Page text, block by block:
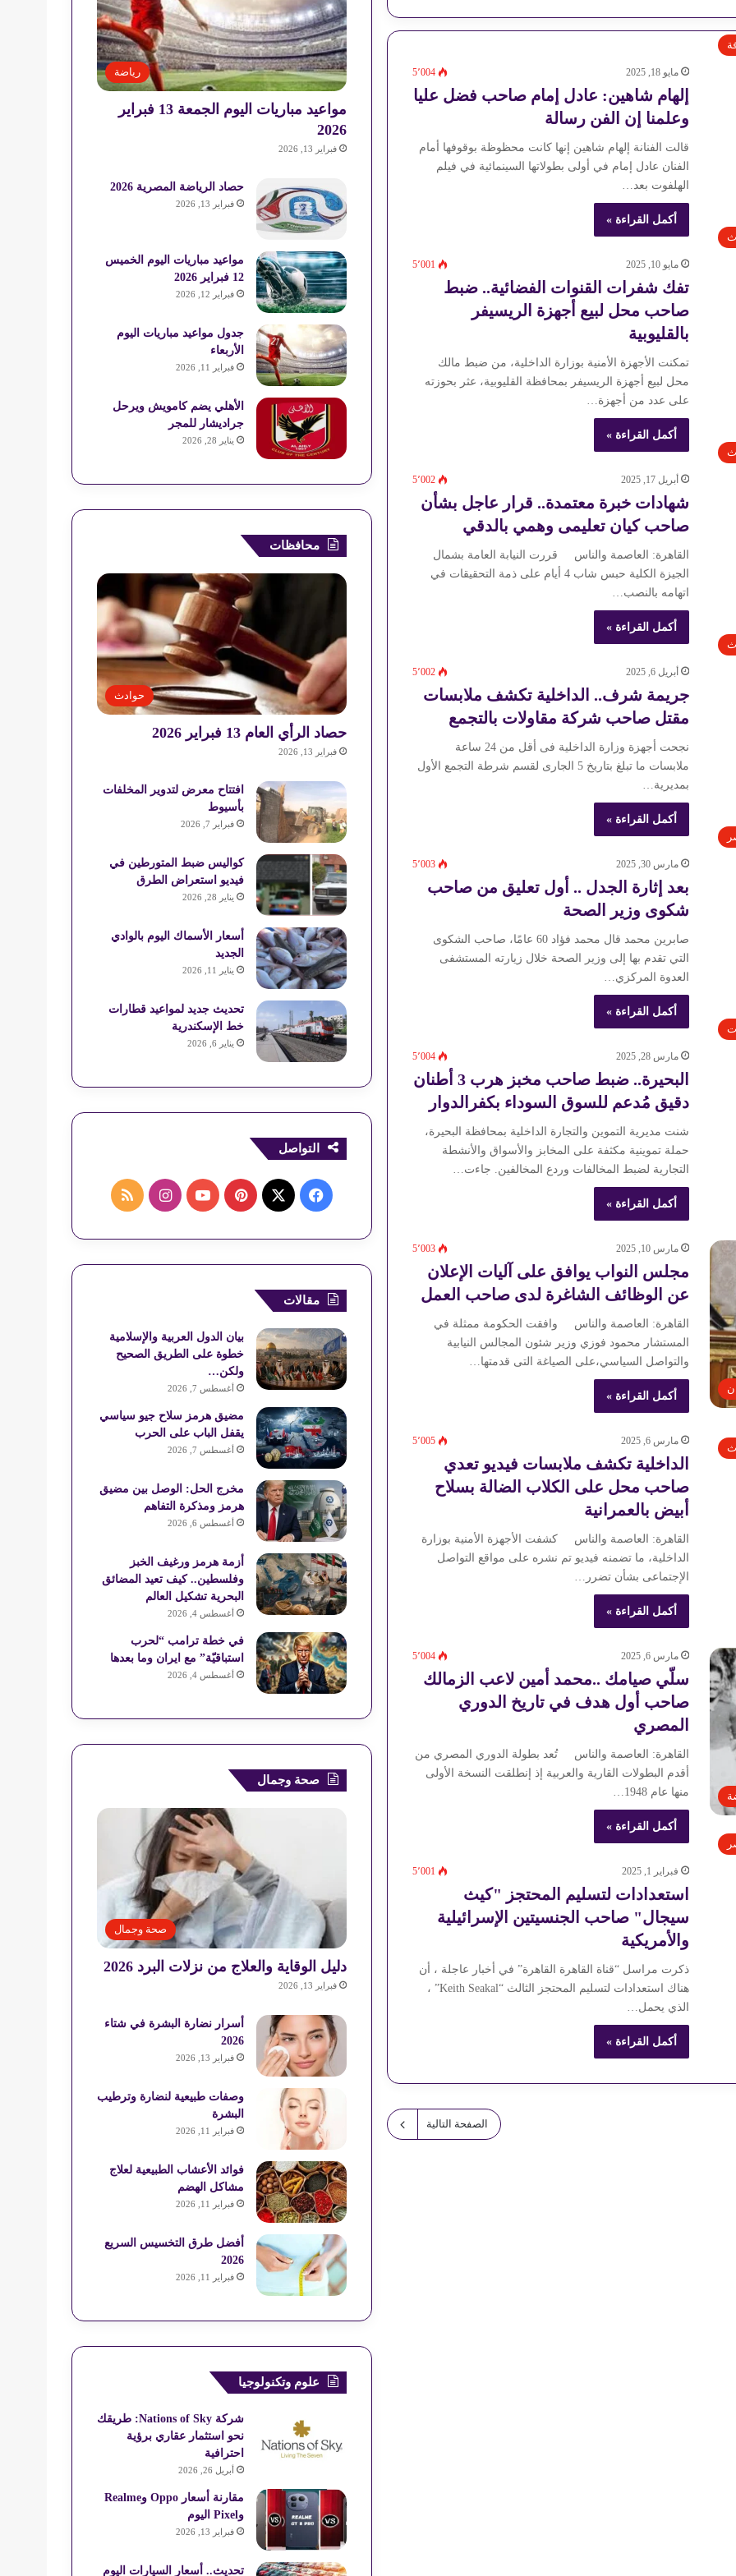
مايو 18, 2025 5٬004
إلهام شاهين: عادل إمام صاحب فضل عليا
وعلمنا إن الفن رسالة
قالت الفنانة إلهام شاهين إنها كانت محظوظة بوقوفها أمام
الفنان عادل إمام في أولى بطولاتها السينمائية في فيلم
الهلفوت بعد…
أكمل القراءة »
مايو 10, 2025 5٬001
تفك شفرات القنوات الفضائية.. ضبط
صاحب محل لبيع أجهزة الريسيفر
بالقليوبية
تمكنت الأجهزة الأمنية بوزارة الداخلية، من ضبط مالك
محل لبيع أجهزة الريسيفر بمحافظة القليوبية، عثر بحوزته
على عدد من أجهزة…
أكمل القراءة »
أبريل 17, 2025 5٬002
شهادات خبرة معتمدة.. قرار عاجل بشأن
صاحب كيان تعليمى وهمي بالدقي
القاهرة: العاصمة والناس قررت النيابة العامة بشمال
الجيزة الكلية حبس شاب 4 أيام على ذمة التحقيقات في
اتهامه بالنصب…
أكمل القراءة »
أبريل 6, 2025 5٬002
جريمة شرف.. الداخلية تكشف ملابسات
مقتل صاحب شركة مقاولات بالتجمع
نجحت أجهزة وزارة الداخلية فى أقل من 24 ساعة
ملابسات ما تبلغ بتاريخ 5 الجارى لقسم شرطة التجمع الأول
بمديرية…
أكمل القراءة »
مارس 30, 2025 5٬003
بعد إثارة الجدل .. أول تعليق من صاحب
شكوى وزير الصحة
صابرين محمد قال محمد فؤاد 60 عامًا، صاحب الشكوى
التي تقدم بها إلى وزير الصحة خلال زيارته المستشفى
العدوة المركزي…
أكمل القراءة »
مارس 28, 2025 5٬004
البحيرة.. ضبط صاحب مخبز هرب 3 أطنان
دقيق مُدعم للسوق السوداء بكفرالدوار
شنت مديرية التموين والتجارة الداخلية بمحافظة البحيرة،
حملة تموينية مكثفة على المخابز والأسواق والأنشطة
التجارية لضبط المخالفات وردع المخالفين. جاءت…
أكمل القراءة »
مارس 10, 2025 5٬003
مجلس النواب يوافق على آليات الإعلان
عن الوظائف الشاغرة لدى صاحب العمل
القاهرة: العاصمة والناس وافقت الحكومة ممثلة في
المستشار محمود فوزي وزير شئون المجالس النيابية
والتواصل السياسي،على الصياغة التى قدمتها…
أكمل القراءة »
مارس 6, 2025 5٬005
الداخلية تكشف ملابسات فيديو تعدي
صاحب محل على الكلاب الضالة بسلاح
أبيض بالعمرانية
القاهرة: العاصمة والناس كشفت الأجهزة الأمنية بوزارة
الداخلية، ما تضمنه فيديو تم نشره على مواقع التواصل
الإجتماعى بشأن تضرر…
أكمل القراءة »
مارس 6, 2025 5٬004
سلّي صيامك ..محمد أمين لاعب الزمالك
صاحب أول هدف في تاريخ الدوري
المصري
القاهرة: العاصمة والناس تُعد بطولة الدوري المصري من
أقدم البطولات القارية والعربية إذ إنطلقت النسخة الأولى
منها عام 1948…
أكمل القراءة »
فبراير 1, 2025 5٬001
استعدادات لتسليم المحتجز "كيث
سيجال" صاحب الجنسيتين الإسرائيلية
والأمريكية
ذكرت مراسل “قناة القاهرة القاهرة” في أخبار عاجلة ، أن
هناك استعدادات لتسليم المحتجز الثالث “Keith Seakal” ،
الذي يحمل…
أكمل القراءة »
الصفحة التالية
رياضة
مواعيد مباريات اليوم الجمعة 13 فبراير
2026
فبراير 13, 2026
حصاد الرياضة المصرية 2026
فبراير 13, 2026
مواعيد مباريات اليوم الخميس
12 فبراير 2026
فبراير 12, 2026
جدول مواعيد مباريات اليوم
الأربعاء
فبراير 11, 2026
الأهلي يضم كامويش ويرحل
جراديشار للمجر
يناير 28, 2026
محافظات
حوادث
حصاد الرأي العام 13 فبراير 2026
فبراير 13, 2026
افتتاح معرض لتدوير المخلفات
بأسيوط
فبراير 7, 2026
كواليس ضبط المتورطين في
فيديو استعراض الطرق
يناير 28, 2026
أسعار الأسماك اليوم بالوادي
الجديد
يناير 11, 2026
تحديث جديد لمواعيد قطارات
خط الإسكندرية
يناير 6, 2026
التواصل
س
ب
و
ك
ن
ر
ي
س
ت
o
u
b
e
س
ر
م
خ
ل
و
ع
مقالات
بيان الدول العربية والإسلامية
خطوة على الطريق الصحيح
ولكن…
أغسطس 7, 2026
مضيق هرمز سلاح جيو سياسي
يقفل الباب على الحرب
أغسطس 7, 2026
مخرج الحل: الوصل بين مضيق
هرمز ومذكرة التفاهم
أغسطس 6, 2026
أزمة هرمز ورغيف الخبز
وفلسطين.. كيف تعيد المضائق
البحرية تشكيل العالم
أغسطس 4, 2026
في خطة ترامب “لحرب
استباقيّة” مع ايران وما بعدها
أغسطس 4, 2026
صحة وجمال
صحة وجمال
دليل الوقاية والعلاج من نزلات البرد 2026
فبراير 13, 2026
أسرار نضارة البشرة في شتاء
2026
فبراير 13, 2026
وصفات طبيعية لنضارة وترطيب
البشرة
فبراير 11, 2026
فوائد الأعشاب الطبيعية لعلاج
مشاكل الهضم
فبراير 11, 2026
أفضل طرق التخسيس السريع
2026
فبراير 11, 2026
علوم وتكنولوجيا
شركة Nations of Sky: طريقك
نحو استثمار عقاري برؤية
احترافية
أبريل 26, 2026
مقارنة أسعار Oppo وRealme
وPixel اليوم
فبراير 13, 2026
تحديث.. أسعار السيارات اليوم